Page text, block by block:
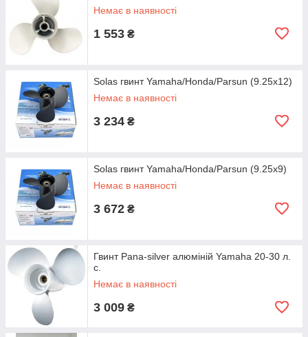
Немає в наявності
1 553 ₴
Solas гвинт Yamaha/Honda/Parsun (9.25x12)
Немає в наявності
3 234 ₴
Solas гвинт Yamaha/Honda/Parsun (9.25x9)
Немає в наявності
3 672 ₴
Гвинт Pana-silver алюміній Yamaha 20-30 л.
с.
Немає в наявності
3 009 ₴